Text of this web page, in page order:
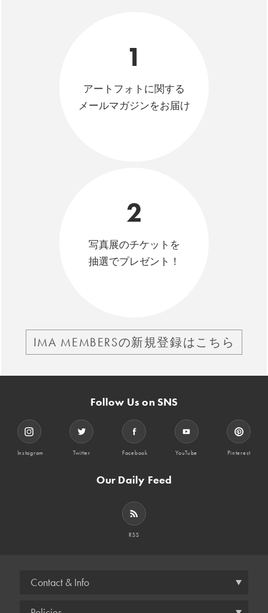
1
アートフォトに関する
メールマガジンをお届け
2
写真展のチケットを
抽選でプレゼント！
IMA MEMBERSの新規登録はこちら
Follow Us on SNS
Instagram Twitter Facebook YouTube Pinterest
Our Daily Feed
RSS
Contact & Info